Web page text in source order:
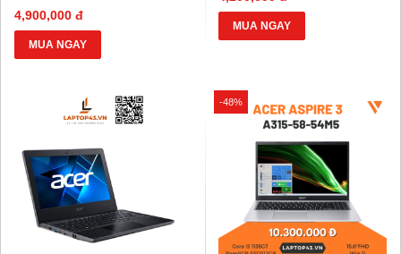
HDsaison - chỉ cần CMND
BLX hoặc hộ khẩu gốc )
Giảm 20%khi nâng cấp Ram-
SSD
10.000 Voucher Giảm
Giá 500.000đ
4,900,000 đ
MUA NGAY
BLX hoặc hộ khẩu gốc )
Giảm 20%khi nâng cấp Ram-
SSD
Giá 500.000đ
MUA NGAY
-48%